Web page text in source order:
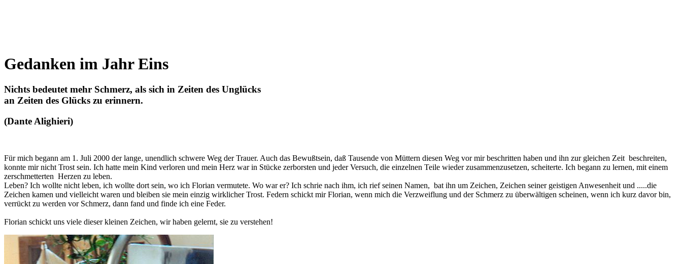
Gedanken im Jahr Eins
Nichts bedeutet mehr Schmerz, als sich in Zeiten des Unglücks
an Zeiten des Glücks zu erinnern.
(Dante Alighieri)
Für mich begann am 1. Juli 2000 der lange, unendlich schwere Weg der Trauer. Auch das Bewußtsein, daß Tausende von Müttern diesen Weg vor mir beschritten haben und ihn zur gleichen Zeit beschreiten,
konnte mir nicht Trost sein. Ich hatte mein Kind verloren und mein Herz war in Stücke zerborsten und jeder Versuch, die einzelnen Teile wieder zusammenzusetzen, scheiterte. Ich begann zu lernen, mit einem
zerschmetterten Herzen zu leben.
Leben? Ich wollte nicht leben, ich wollte dort sein, wo ich Florian vermutete. Wo war er? Ich schrie nach ihm, ich rief seinen Namen, bat ihn um Zeichen, Zeichen seiner geistigen Anwesenheit und .....die
Zeichen kamen und vielleicht waren und bleiben sie mein einzig wirklicher Trost. Federn schickt mir Florian, wenn mich die Verzweiflung und der Schmerz zu überwältigen scheinen, wenn ich kurz davor bin,
verrückt zu werden vor Schmerz, dann fand und finde ich eine Feder.
Florian schickt uns viele dieser kleinen Zeichen, wir haben gelernt, sie zu verstehen!